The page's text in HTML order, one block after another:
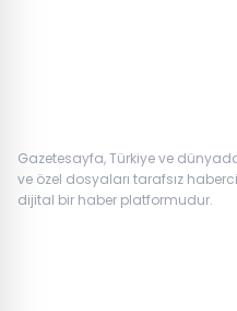
Gazetesayfa, Türkiye ve
ve özel dosyaları tarafsız
dijital bir haber platformudur.